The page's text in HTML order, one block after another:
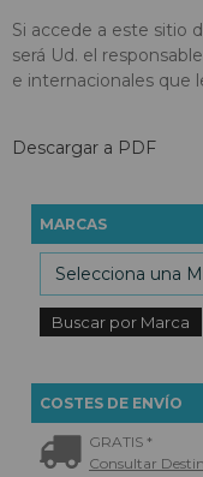
MARCAS
COSTES DE ENVÍO
GRATIS *
Consultar
Si accede a este sitio
será Ud. el
e internacionales que
Descargar a PDF